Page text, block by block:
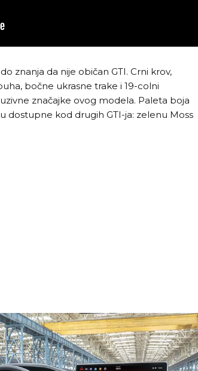
znanja da nije običan GTI. Crni krov,
bočne ukrasne trake i 19-colni
značajke ovog modela. Paleta boja
dostupne kod drugih GTI-ja: zelenu Moss